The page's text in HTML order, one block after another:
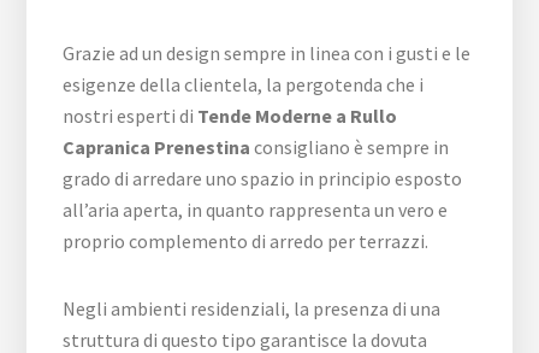
Grazie ad un design sempre in linea con i gusti e le
esigenze della clientela, la pergotenda che i
nostri esperti di Tende Moderne a Rullo
Capranica Prenestina consigliano è sempre in
grado di arredare uno spazio in principio esposto
all’aria aperta, in quanto rappresenta un vero e
proprio complemento di arredo per terrazzi.
Negli ambienti residenziali, la presenza di una
struttura di questo tipo garantisce la dovuta